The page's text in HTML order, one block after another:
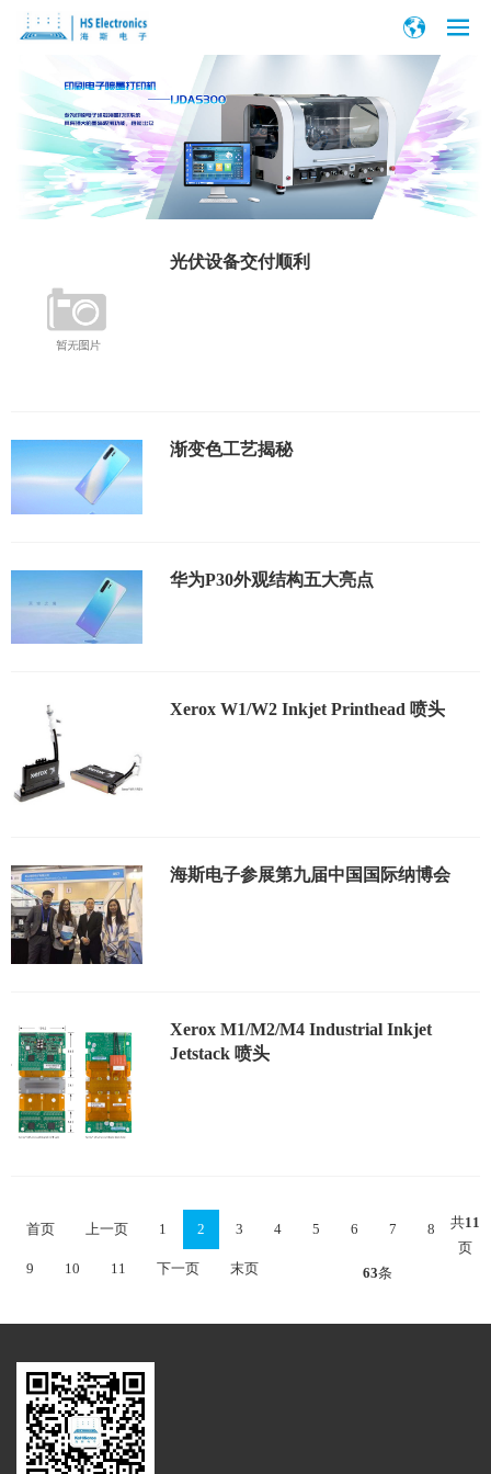
光伏设备交付顺利
渐变色工艺揭秘
华为P30外观结构五大亮点
Xerox W1/W2 Inkjet Printhead 喷头
海斯电子参展第九届中国国际纳博会
Xerox M1/M2/M4 Industrial Inkjet
Jetstack 喷头
首页 上一页 1 2 3 4 5 6 7 8
9 10 11 下一页 末页
共11
页
63条